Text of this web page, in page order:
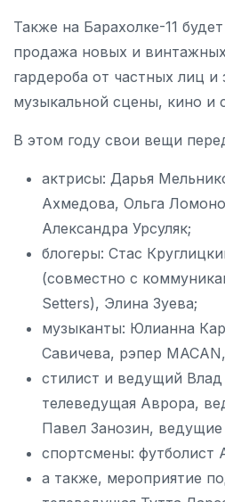
Также на Барахолке-11
продажа новых и
гардероба от частных лиц и
музыкальной сцены, кино и
В этом году свои вещи
актрисы: Дарья
Ахмедова, Ольга
Александра Урсуляк;
блогеры: Стас
(совместно с
Setters), Элина Зуева;
музыканты: Юлианна
Савичева, рэпер
стилист и ведущий
телеведущая Аврора,
Павел Занозин,
спортсмены: футболист
а также, мероприятие